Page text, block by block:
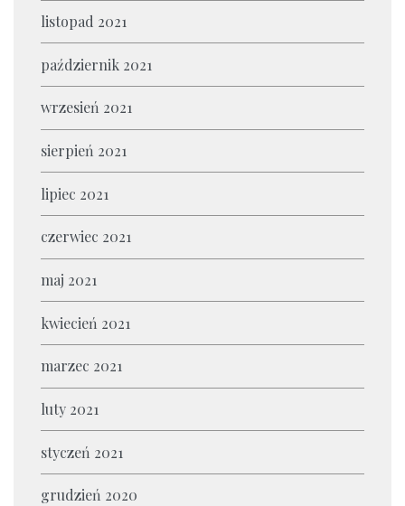
listopad 2021
październik 2021
wrzesień 2021
sierpień 2021
lipiec 2021
czerwiec 2021
maj 2021
kwiecień 2021
marzec 2021
luty 2021
styczeń 2021
grudzień 2020